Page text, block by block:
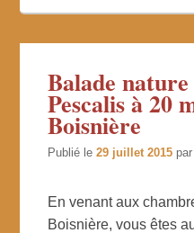
Balade
Pescalis à 20
Boisnière
Publié le29 juillet 2015 par
En venant aux
Boisnière, vous êtes